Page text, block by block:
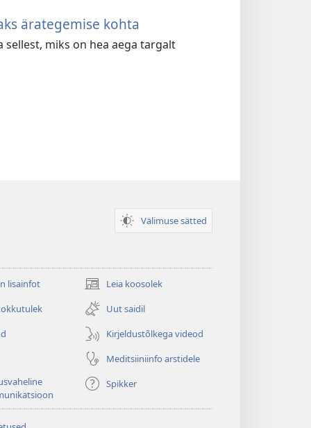
ärategemise kohta
miks on hea aega targalt
Välimuse sätted
lisainfot Leia koosolek
(avab
uue
akna)
Uut saidil
Kirjeldustõlkega videod
Meditsiiniinfo arstidele
Spikker